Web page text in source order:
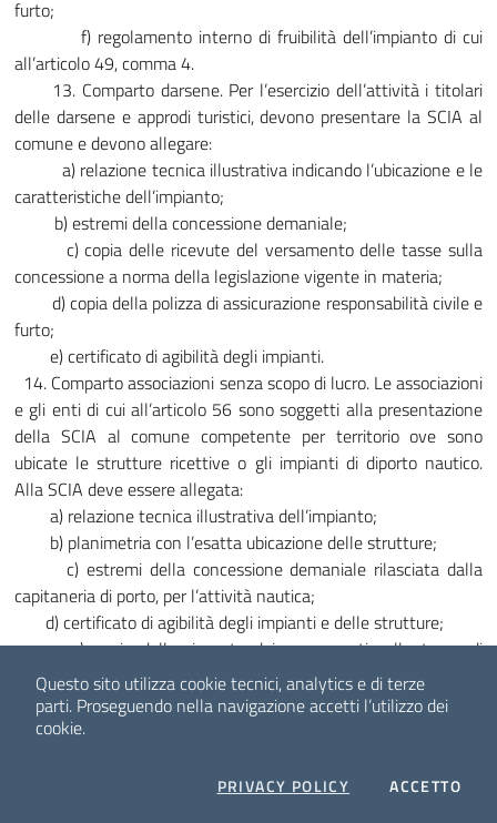
furto;
f) regolamento interno di fruibilità dell’impianto di cui
all’articolo 49, comma 4.
13. Comparto darsene. Per l’esercizio dell’attività i titolari
delle darsene e approdi turistici, devono presentare la SCIA al
comune e devono allegare:
a) relazione tecnica illustrativa indicando l’ubicazione e le
caratteristiche dell’impianto;
b) estremi della concessione demaniale;
c) copia delle ricevute del versamento delle tasse sulla
concessione a norma della legislazione vigente in materia;
d) copia della polizza di assicurazione responsabilità civile e
furto;
e) certificato di agibilità degli impianti.
14. Comparto associazioni senza scopo di lucro. Le associazioni
e gli enti di cui all’articolo 56 sono soggetti alla presentazione
della SCIA al comune competente per territorio ove sono
ubicate le strutture ricettive o gli impianti di diporto nautico.
Alla SCIA deve essere allegata:
a) relazione tecnica illustrativa dell’impianto;
b) planimetria con l’esatta ubicazione delle strutture;
c) estremi della concessione demaniale rilasciata dalla
capitaneria di porto, per l’attività nautica;
d) certificato di agibilità degli impianti e delle strutture;
e) copia delle ricevute dei versamenti sulle tasse di
concessione;
f) copia delle polizze di assicurazione per rischi di incendio,
furti e responsabilità civile nei confronti di terzi;
h) elenco dei soci numerato cronologicamente;
Questo sito utilizza cookie tecnici, analytics e di terze
parti. Proseguendo nella navigazione accetti l’utilizzo dei
cookie.
PRIVACY POLICY COOKIESACCETTO